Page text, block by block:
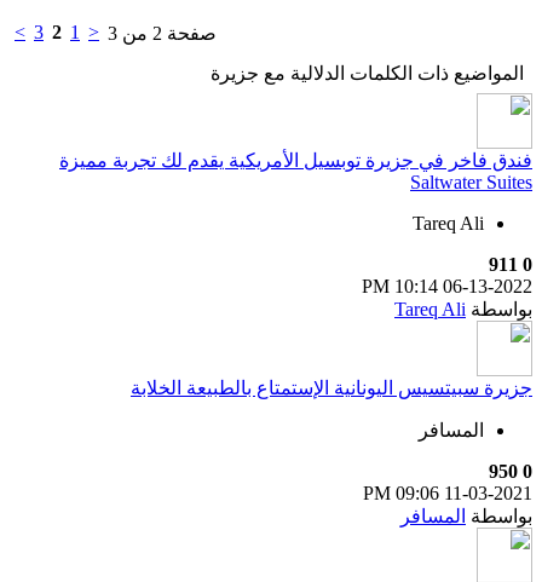
صفحة 2 من 3 <
1
2
3
>
المواضيع ذات الكلمات الدلالية مع جزيرة
فندق فاخر في جزيرة توبسيل الأمريكية يقدم لك تجربة مميزة
Saltwater Suites
Tareq Ali
0
911
06-13-2022
10:14 PM
بواسطة Tareq Ali
جزيرة سبيتسيس اليونانية الإستمتاع بالطبيعة الخلابة
المسافر
0
950
11-03-2021
09:06 PM
بواسطة المسافر